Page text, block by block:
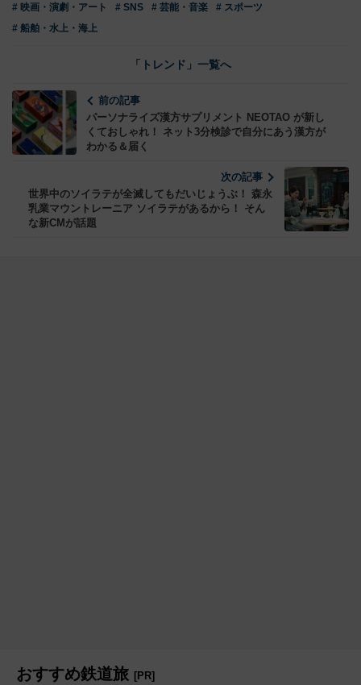
# 映画・演劇・アート
# SNS # 芸能・音楽
# スポーツ
# 船舶・水上・海上
「トレンド」一覧へ
前の記事
パーソナライズ漢方サプリメント NEOTAO が新し
くておしゃれ！ ネット3分検診で自分にあう漢方が
わかる＆届く
次の記事
世界中のソイラテが全滅してもだいじょうぶ！ 森永
乳業マウントレーニア ソイラテがあるから！ そん
な新CMが話題
おすすめ鉄道旅 [PR]